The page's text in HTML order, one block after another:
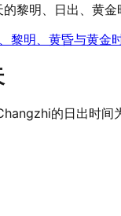
黎明、日出、黄金
黎明、黄昏与黄金
的日出时间